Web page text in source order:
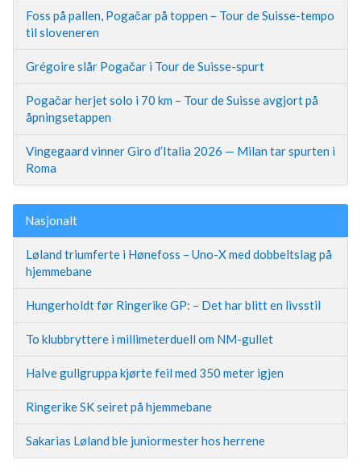
Foss på pallen, Pogačar på toppen – Tour de Suisse-tempo
til sloveneren
Grégoire slår Pogačar i Tour de Suisse-spurt
Pogačar herjet solo i 70 km – Tour de Suisse avgjort på
åpningsetappen
Vingegaard vinner Giro d’Italia 2026 — Milan tar spurten i
Roma
Nasjonalt
Løland triumferte i Hønefoss – Uno-X med dobbeltslag på
hjemmebane
Hungerholdt før Ringerike GP: – Det har blitt en livsstil
To klubbryttere i millimeterduell om NM-gullet
Halve gullgruppa kjørte feil med 350 meter igjen
Ringerike SK seiret på hjemmebane
Sakarias Løland ble juniormester hos herrene